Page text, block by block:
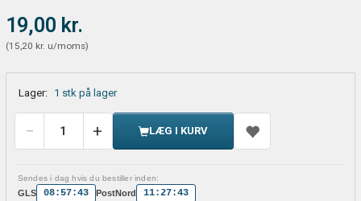
19,00 kr.
(15,20 kr. u/moms)
Lager: 1 stk på lager
LÆG I KURV
Sendes i dag hvis du bestiller inden:
GLS 08:57:42 PostNord 11:27:42